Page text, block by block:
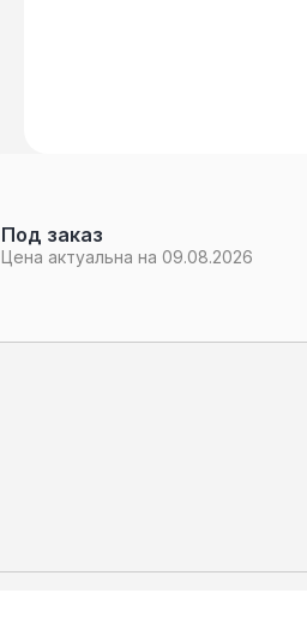
Под заказ
Цена актуальна на 09.08.2026